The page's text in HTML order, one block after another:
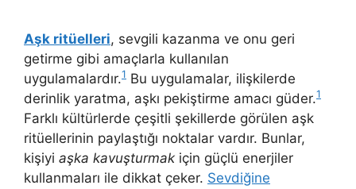
Aşk ritüelleri, sevgili kazanma ve onu geri
getirme gibi amaçlarla kullanılan
uygulamalardır.1 Bu uygulamalar, ilişkilerde
derinlik yaratma, aşkı pekiştirme amacı güder.1
Farklı kültürlerde çeşitli şekillerde görülen aşk
ritüellerinin paylaştığı noktalar vardır. Bunlar,
kişiyi aşka kavuşturmak için güçlü enerjiler
kullanmaları ile dikkat çeker. Sevdiğine